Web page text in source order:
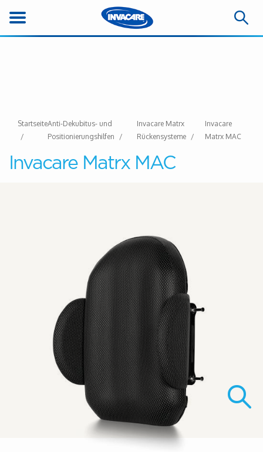
StartseiteAnti-Dekubitus- und
Positionierungshilfen
Invacare Matrx
Rückensysteme
Invacare
Matrx MAC
Invacare Matrx MAC